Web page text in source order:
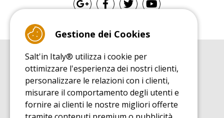
GUIDA ALL'ACQUISTO
Guida all'acquisito tappeti elastici
GUIDA ALL'INSTALLAZIONE
Guida al montaggio tappeto elastico da giardino
GUIDA DI MANUTENZIONE
Gestione dei Cookies
Salt'in Italy® utilizza i cookie per
ottimizzare l'esperienza dei nostri clienti,
personalizzare le relazioni con i clienti,
misurare il comportamento degli utenti e
fornire ai clienti le nostre migliori offerte